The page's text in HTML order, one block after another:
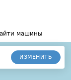
машины
ИЗМЕНИТЬ